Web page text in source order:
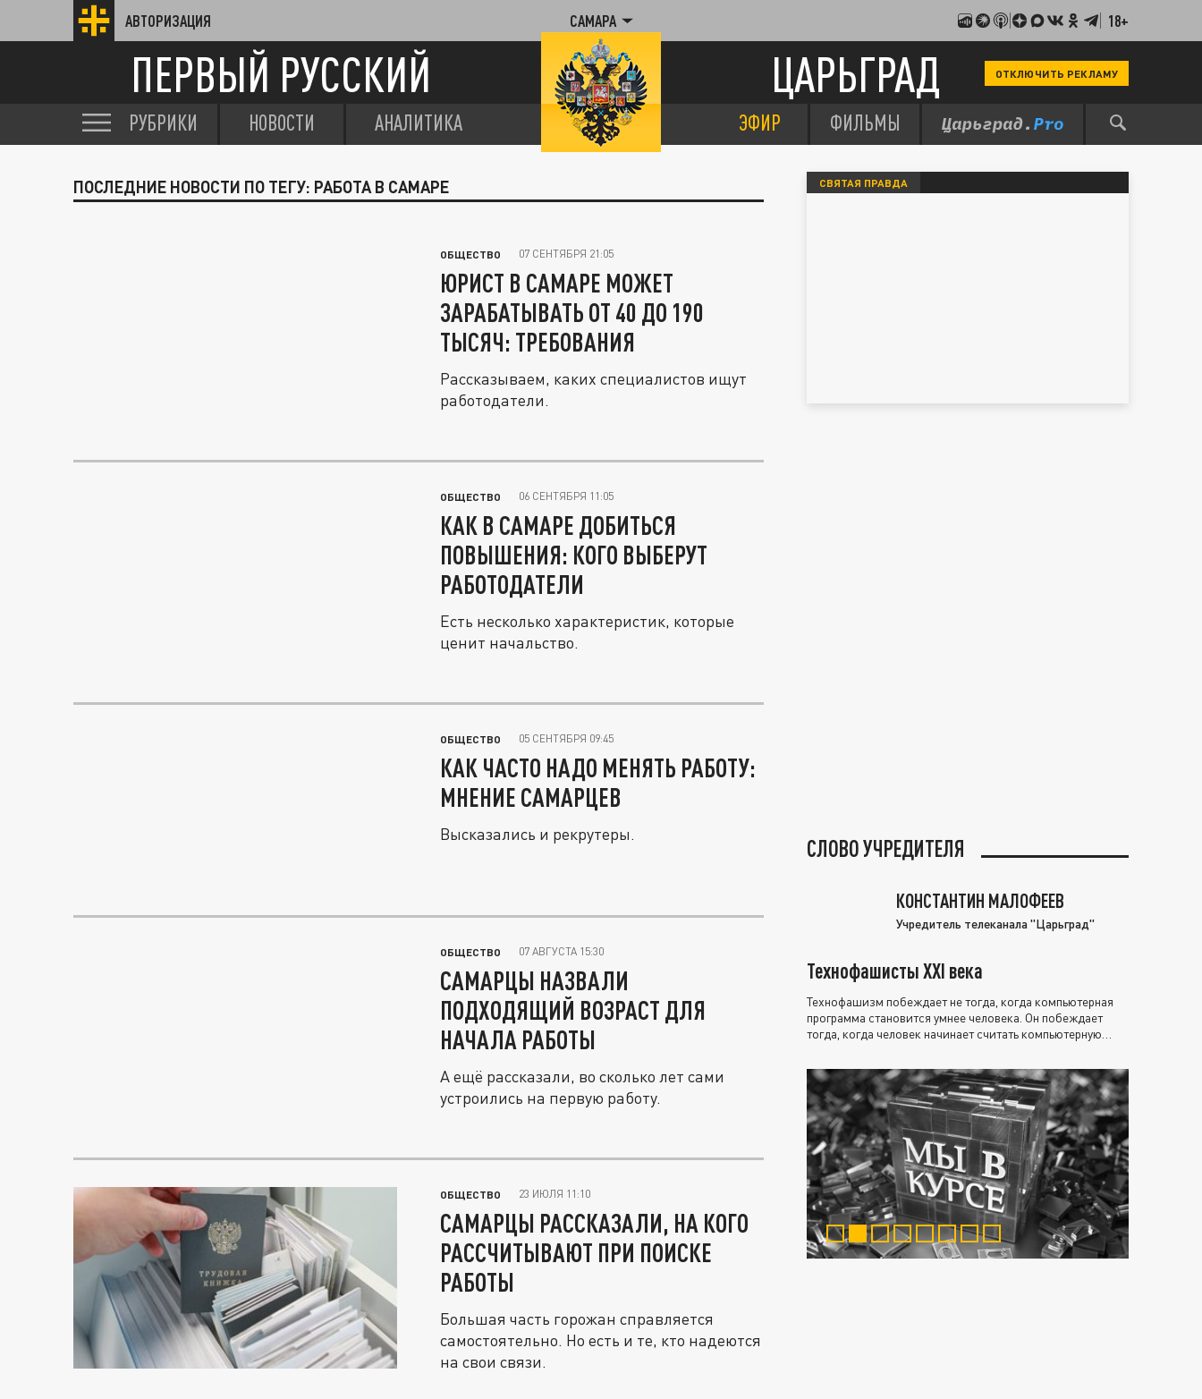
АВТОРИЗАЦИЯ САМАРА 18+
ПЕРВЫЙ РУССКИЙ ЦАРЬГРАД ОТКЛЮЧИТЬ РЕКЛАМУ
РУБРИКИ НОВОСТИ АНАЛИТИКА ЭФИР ФИЛЬМЫ
ПОСЛЕДНИЕ НОВОСТИ ПО ТЕГУ: РАБОТА В САМАРЕ
ОБЩЕСТВО 07 СЕНТЯБРЯ 21:05
ЮРИСТ В САМАРЕ МОЖЕТ
ЗАРАБАТЫВАТЬ ОТ 40 ДО 190
ТЫСЯЧ: ТРЕБОВАНИЯ
Рассказываем, каких специалистов ищут
работодатели.
ОБЩЕСТВО 06 СЕНТЯБРЯ 11:05
КАК В САМАРЕ ДОБИТЬСЯ
ПОВЫШЕНИЯ: КОГО ВЫБЕРУТ
РАБОТОДАТЕЛИ
Есть несколько характеристик, которые
ценит начальство.
ОБЩЕСТВО 05 СЕНТЯБРЯ 09:45
КАК ЧАСТО НАДО МЕНЯТЬ РАБОТУ:
МНЕНИЕ САМАРЦЕВ
Высказались и рекрутеры.
ОБЩЕСТВО 07 АВГУСТА 15:30
САМАРЦЫ НАЗВАЛИ
ПОДХОДЯЩИЙ ВОЗРАСТ ДЛЯ
НАЧАЛА РАБОТЫ
А ещё рассказали, во сколько лет сами
устроились на первую работу.
ОБЩЕСТВО 23 ИЮЛЯ 11:10
САМАРЦЫ РАССКАЗАЛИ, НА КОГО
РАССЧИТЫВАЮТ ПРИ ПОИСКЕ
РАБОТЫ
Большая часть горожан справляется
самостоятельно. Но есть и те, кто надеются
на свои связи.
СВЯТАЯ ПРАВДА
СЛОВО УЧРЕДИТЕЛЯ
КОНСТАНТИН МАЛОФЕЕВ
Учредитель телеканала "Царьград"
Технофашисты XXI века
Технофашизм побеждает не тогда, когда компьютерная
программа становится умнее человека. Он побеждает
тогда, когда человек начинает считать компьютерную